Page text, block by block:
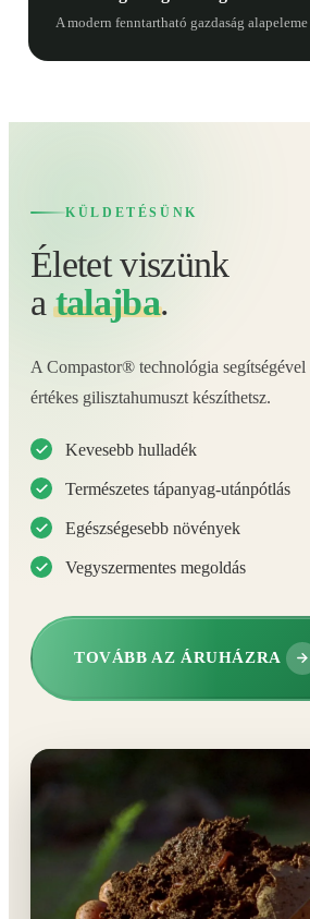
A modern fenntartható gazdaság alapeleme
KÜLDETÉSÜNK
Életet viszünk
atalajba.
A Compastor® technológia
értékes gilisztahumuszt készíthetsz.
Kevesebb hulladék
Természetes tápanyag-utánpótlás
Egészségesebb növények
Vegyszermentes megoldás
TOVÁBB AZ ÁRUHÁZRA